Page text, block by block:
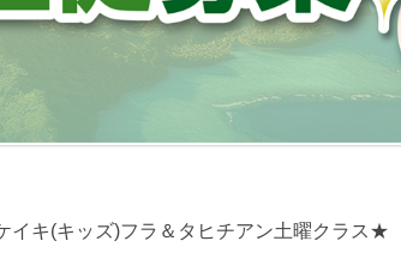
イキ(キッズ)フラ＆タヒチアン土曜クラス★